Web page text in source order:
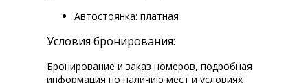
Автостоянка: платная
Условия бронирования:
Бронирование и заказ номеров, подробная
информация по наличию мест и условиях